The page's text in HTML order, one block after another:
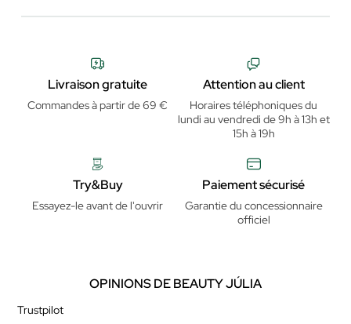
Livraison gratuite
Commandes à partir de 69 €
Attention au client
Horaires téléphoniques du
lundi au vendredi de 9h à 13h et
15h à 19h
Try&Buy
Essayez-le avant de l'ouvrir
Paiement sécurisé
Garantie du concessionnaire
officiel
OPINIONS DE BEAUTY JÚLIA
Trustpilot